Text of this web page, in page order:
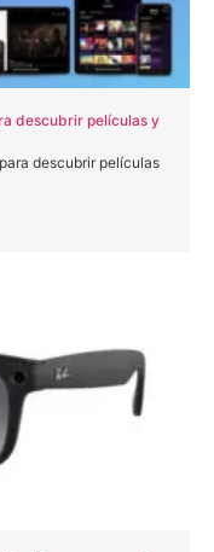
descubrir películas y
descubrir películas